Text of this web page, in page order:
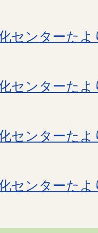
センターた
センターた
センターた
センターた